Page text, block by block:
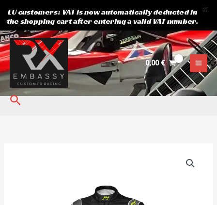
Skip
to
content
0,00€
Search
EU customers: VAT is now automatically deducted in
the shopping cart after entering a valid VAT number.
X